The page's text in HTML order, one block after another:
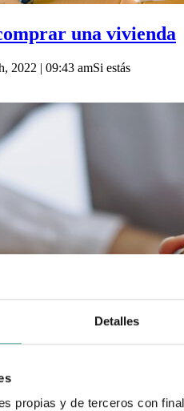
Detalles
propias y de terceros con
una vivienda
2022 | 09:43 amSi estás